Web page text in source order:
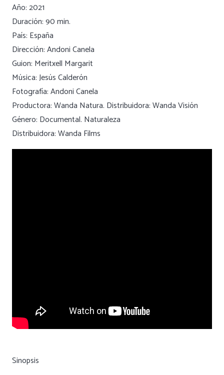
Año: 2021
Duración: 90 min.
País: España
Dirección: Andoni Canela
Guion: Meritxell Margarit
Música: Jesús Calderón
Fotografía: Andoni Canela
Productora: Wanda Natura. Distribuidora: Wanda Visión
Género: Documental. Naturaleza
Distribuidora: Wanda Films
Sinopsis